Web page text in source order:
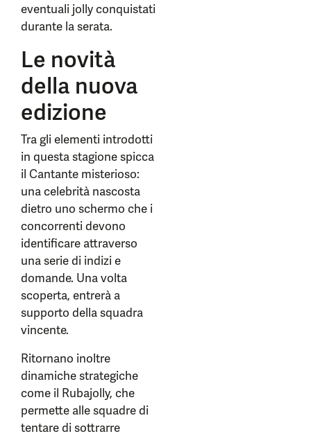
eventuali jolly conquistati
durante la serata.
Le novità
della nuova
edizione
Tra gli elementi introdotti
in questa stagione spicca
il Cantante misterioso:
una celebrità nascosta
dietro uno schermo che i
concorrenti devono
identificare attraverso
una serie di indizi e
domande. Una volta
scoperta, entrerà a
supporto della squadra
vincente.
Ritornano inoltre
dinamiche strategiche
come il Rubajolly, che
permette alle squadre di
tentare di sottrarre